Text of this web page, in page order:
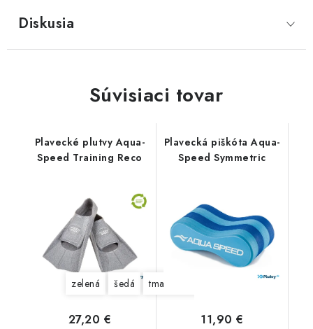
Diskusia
Súvisiaci tovar
Plavecké plutvy Aqua-
Speed Training Reco
zelená šedá tmavomodrá
27,20 €
Plavecká piškóta Aqua-
Speed Symmetric
11,90 €